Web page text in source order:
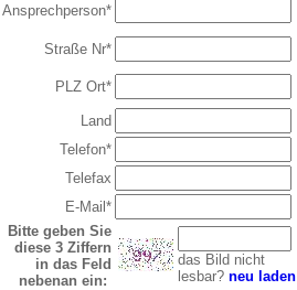
Ansprechperson*
Straße Nr*
PLZ Ort*
Land
Telefon*
Telefax
E-Mail*
Bitte geben Sie
diese 3 Ziffern
in das Feld
nebenan ein:
das Bild nicht
lesbar? neu laden